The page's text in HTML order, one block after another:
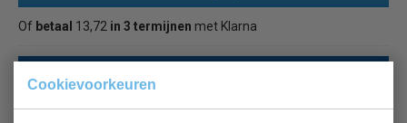
Cookievoorkeuren
Of betaal 13,72 in 3 termijnen met Klarna